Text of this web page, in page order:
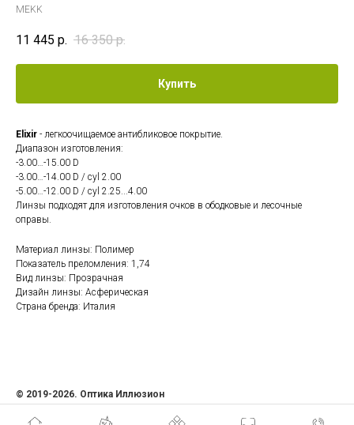
MEKK
11 445 р. 16 350 р.
Купить
Elixir - легкоочищаемое антибликовое покрытие.
Диапазон изготовления:
-3.00…-15.00 D
-3.00…-14.00 D / cyl 2.00
-5.00…-12.00 D / cyl 2.25...4.00
Линзы подходят для изготовления очков в ободковые и лесочные
оправы.
Материал линзы: Полимер
Показатель преломления: 1,74
Вид линзы: Прозрачная
Дизайн линзы: Асферическая
Страна бренда: Италия
© 2019-2026. Оптика Иллюзион